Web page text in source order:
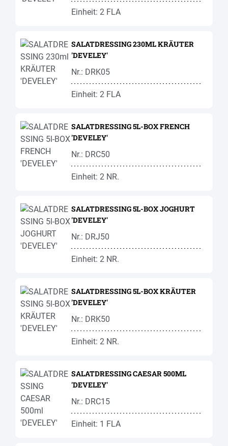
Einheit: 2 FLA
SALATDRESSING 230ML KRÄUTER
'DEVELEY'
Nr.: DRK05
Einheit: 2 FLA
SALATDRESSING 5L-BOX FRENCH
'DEVELEY'
Nr.: DRC50
Einheit: 2 NR.
SALATDRESSING 5L-BOX JOGHURT
'DEVELEY'
Nr.: DRJ50
Einheit: 2 NR.
SALATDRESSING 5L-BOX KRÄUTER
'DEVELEY'
Nr.: DRK50
Einheit: 2 NR.
SALATDRESSING CAESAR 500ML
'DEVELEY'
Nr.: DRC15
Einheit: 1 FLA